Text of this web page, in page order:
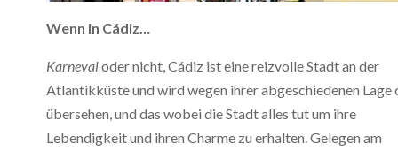
Wenn in Cádiz…
Karnevaloder nicht, Cádiz ist eine reizvolle Stadt an der
Atlantikküste und wird wegen ihrer abgeschiedenen Lage
übersehen, und das wobei die Stadt alles tut um ihre
Lebendigkeit und ihren Charme zu erhalten. Gelegen am